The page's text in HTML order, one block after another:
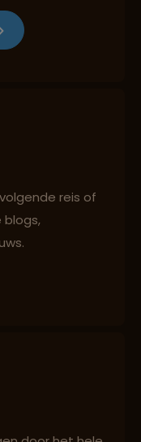
en milieu
reis of
blogs,